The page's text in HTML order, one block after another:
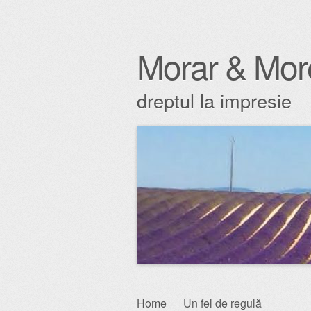
Morar &
dreptul la impresie
Skip
Home Un fel de regulă